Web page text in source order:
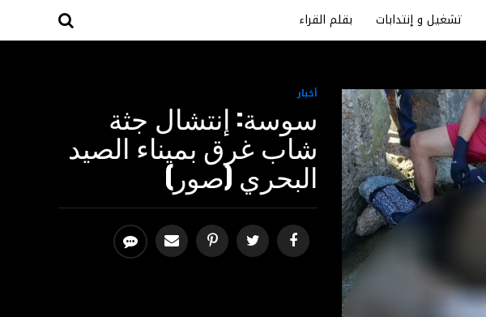
تشغيل و إنتدابات بقلم القراء
أخبار
سوسة: إنتشال جثة
شاب غرق بميناء الصيد
البحري (صور)